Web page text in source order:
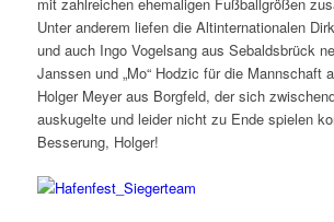
Unter anderem liefen die Altinternationalen
und auch Ingo Vogelsang aus Sebaldsbrück
Janssen und „Mo“ Hodzic für die Mannschaft
Holger Meyer aus Borgfeld, der sich
auskugelte und leider nicht zu Ende spielen
Besserung, Holger!